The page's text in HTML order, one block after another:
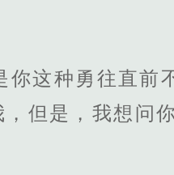
你这种勇往直前
，但是，我想问